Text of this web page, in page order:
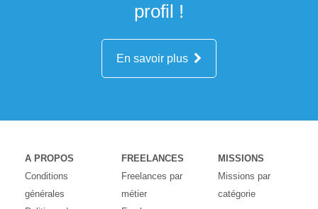
profil !
En savoir plus
A PROPOS
Conditions
générales
FREELANCES
Freelances par
métier
MISSIONS
Missions par
catégorie